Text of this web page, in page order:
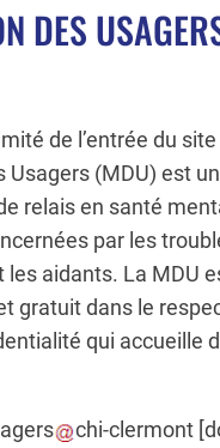
DES
de l’entrée du
Usagers (MDU) est
relais en santé
par les
les aidants. La MDU
gratuit dans le
qui accueille
chi-clermont